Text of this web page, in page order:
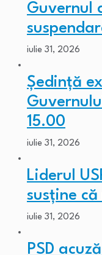
Guvernul
iulie 31, 2026
Ședință
15.00
iulie 31, 2026
Liderul
susține
iulie 31, 2026
PSD